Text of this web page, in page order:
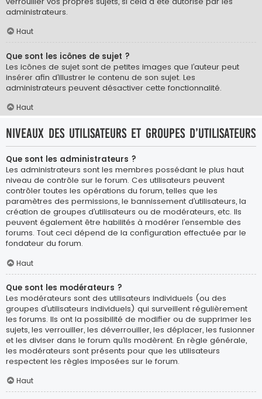
administrateurs.
Haut
Que sont les icônes de sujet ?
Les icônes de sujet sont de petites images que l’auteur peut
insérer afin d’illustrer le contenu de son sujet. Les
administrateurs peuvent désactiver cette fonctionnalité.
Haut
Niveaux des utilisateurs et groupes d’utilisateurs
Que sont les administrateurs ?
Les administrateurs sont les membres possédant le plus haut
niveau de contrôle sur le forum. Ces utilisateurs peuvent
contrôler toutes les opérations du forum, telles que les
paramètres des permissions, le bannissement d’utilisateurs, la
création de groupes d’utilisateurs ou de modérateurs, etc. Ils
peuvent également être habilités à modérer l’ensemble des
forums. Tout ceci dépend de la configuration effectuée par le
fondateur du forum.
Haut
Que sont les modérateurs ?
Les modérateurs sont des utilisateurs individuels (ou des
groupes d’utilisateurs individuels) qui surveillent régulièrement
les forums. Ils ont la possibilité de modifier ou de supprimer les
sujets, les verrouiller, les déverrouiller, les déplacer, les fusionner
et les diviser dans le forum qu’ils modèrent. En règle générale,
les modérateurs sont présents pour que les utilisateurs
respectent les règles imposées sur le forum.
Haut